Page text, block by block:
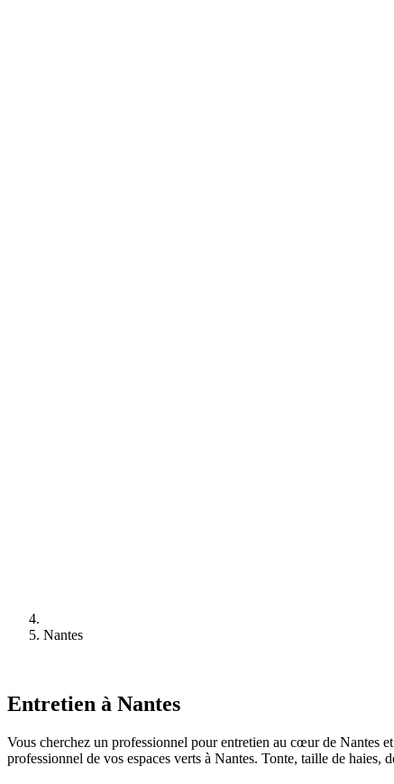
Nantes
Entretien à Nantes
Vous cherchez un professionnel pour entretien au cœur de Nantes
professionnel de vos espaces verts à Nantes. Tonte, taille de haies,